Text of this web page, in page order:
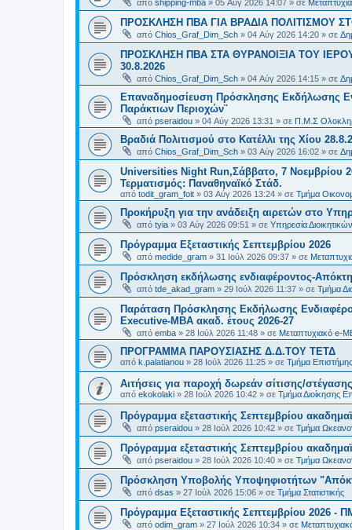
από shipping-mba » 05 Αύγ 2026 14:07 » σε
ΠΡΟΣΚΛΗΣΗ ΠΒΑ ΓΙΑ ΒΡΑΔΙΑ ΠΟΛΙΤΙΣΜΟΥ
από Chios_Graf_Dim_Sch » 04 Αύγ 2026 14:20 » σε
ΠΡΟΣΚΛΗΣΗ ΠΒΑ ΣΤΑ ΘΥΡΑΝΟΙΞΙΑ ΤΟΥ
30.8.2026
από Chios_Graf_Dim_Sch » 04 Αύγ 2026 14:15 » σε
Επαναδημοσίευση Πρόσκλησης Εκδήλωσης
Παράκτιων Περιοχών¨
από pseraidou » 04 Αύγ 2026 13:31 » σε Π.Μ.Σ
Βραδιά Πολιτισμού στο Κατέλλι της Χίου
από Chios_Graf_Dim_Sch » 03 Αύγ 2026 16:02 » σε
Universities Night Run,Σάββατο, 7 Νοεμβρίου
Τερματισμός: Παναθηναϊκό Στάδ.
από todit_gram_foit » 03 Αύγ 2026 13:24 » σε Τμήμα
Προκήρυξη για την ανάδειξη αιρετών στο
από tyia » 03 Αύγ 2026 09:51 » σε Υπηρεσία
Πρόγραμμα Εξεταστικής Σεπτεμβρίου 2026
από medide_gram » 31 Ιούλ 2026 09:37 » σε
Πρόσκληση εκδήλωσης ενδιαφέροντος-
από tde_akad_gram » 29 Ιούλ 2026 11:37 » σε Τμήμα
Παράταση Πρόσκλησης Εκδήλωσης
Executive-MBΑ ακαδ. έτους 2026-27
από emba » 28 Ιούλ 2026 11:48 » σε Μεταπτυχιακό e-
ΠΡΟΓΡΑΜΜΑ ΠΑΡΟΥΣΙΑΣΗΣ Δ.Δ.ΤΟΥ ΤΕΤΔ
από k.palatianou » 28 Ιούλ 2026 11:25 » σε Τμήμα
Αιτήσεις για παροχή δωρεάν σίτισης/
από ekokolaki » 28 Ιούλ 2026 10:42 » σε Τμήμα Διοίκησης
Πρόγραμμα εξεταστικής Σεπτεμβρίου
από pseraidou » 28 Ιούλ 2026 10:42 » σε Τμήμα
Πρόγραμμα εξεταστικής Σεπτεμβρίου
από pseraidou » 28 Ιούλ 2026 10:40 » σε Τμήμα
Πρόσκληση Υποβολής Υποψηφιοτήτων
από dsas » 27 Ιούλ 2026 15:06 » σε Τμήμα Στατιστικής
Πρόγραμμα Εξεταστικής Σεπτεμβρίου 2026 -
από odim_gram » 27 Ιούλ 2026 10:34 » σε